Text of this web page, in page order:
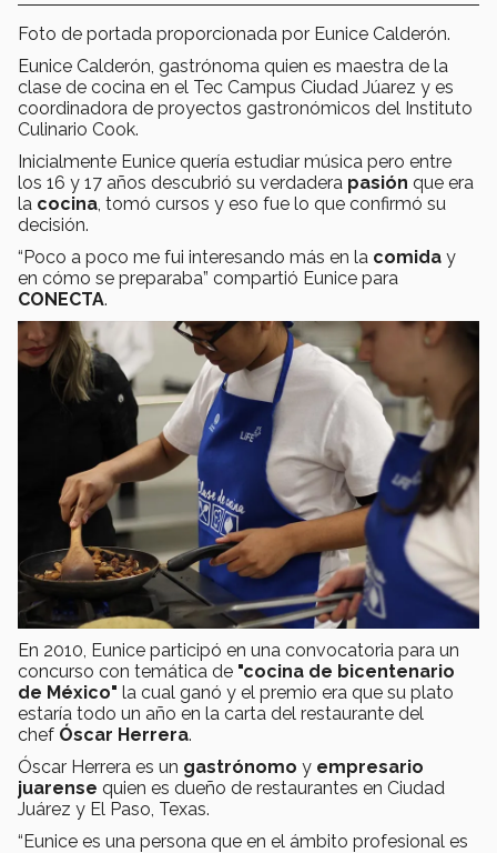
Foto de portada proporcionada por Eunice Calderón.
Eunice Calderón, gastrónoma quien es maestra de la
clase de cocina en el Tec Campus Ciudad Júarez y es
coordinadora de proyectos gastronómicos del Instituto
Culinario Cook.
Inicialmente Eunice quería estudiar música pero entre
los 16 y 17 años descubrió su verdadera pasión que era
la cocina , tomó cursos y eso fue lo que confirmó su
decisión.
“Poco a poco me fui interesando más en la comida y
en cómo se preparaba” compartió Eunice para
CONECTA.
En 2010, Eunice participó en una convocatoria para un
concurso con temática de "cocina de bicentenario
de México" la cual ganó y el premio era que su plato
estaría todo un año en la carta del restaurante del
chef Óscar Herrera.
Óscar Herrera es un gastrónomo y empresario
juarense quien es dueño de restaurantes en Ciudad
Juárez y El Paso, Texas.
“Eunice es una persona que en el ámbito profesional es